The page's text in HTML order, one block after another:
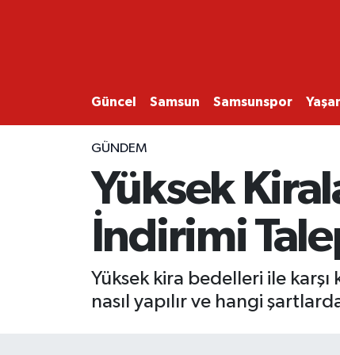
Güncel Samsun Samsunspor
GÜNDEM
Yüksek
İndirimi
Yüksek kira bedelleri ile
nasıl yapılır ve hangi
SAMSUN
SAMSUNSPOR
EKONOMİ